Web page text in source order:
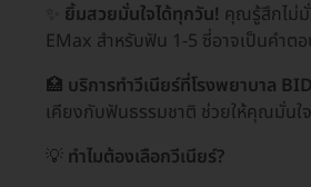
ยิ้มสวยมั่นใจได้ทุกวัน! คุณรู้สึกไม่มั่
EMax สำหรับฟัน 1-5 ซี่อาจเป็นคำ
🏥 บริการทำวีเนียร์ที่โรงพยาบาล
เคียงกับฟันธรรมชาติ ช่วยให้คุณมั่นใ
💡 ทำไมต้องเลือกวีเนียร์?